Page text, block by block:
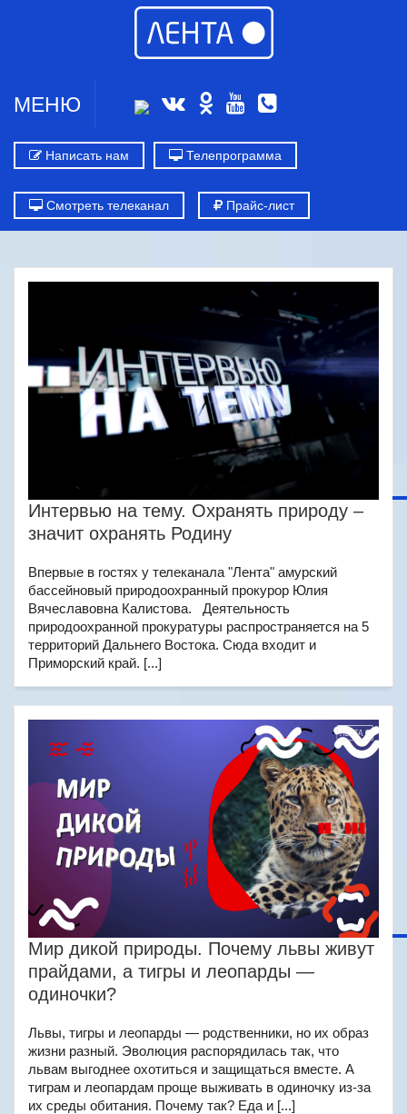
МЕНЮ
Написать нам Телепрограмма
Смотреть телеканал Прайс-лист
Интервью на тему. Охранять природу –
значит охранять Родину
Впервые в гостях у телеканала "Лента" амурский
бассейновый природоохранный прокурор Юлия
Вячеславовна Калистова. Деятельность
природоохранной прокуратуры распространяется на 5
территорий Дальнего Востока. Сюда входит и
Приморский край. [...]
Мир дикой природы. Почему львы живут
прайдами, а тигры и леопарды —
одиночки?
Львы, тигры и леопарды — родственники, но их образ
жизни разный. Эволюция распорядилась так, что
львам выгоднее охотиться и защищаться вместе. А
тиграм и леопардам проще выживать в одиночку из-за
их среды обитания. Почему так? Еда и [...]